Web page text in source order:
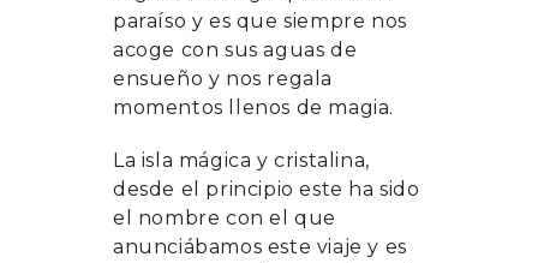
paraíso y es que siempre nos
acoge con sus aguas de
ensueño y nos regala
momentos llenos de magia.
La isla mágica y cristalina,
desde el principio este ha sido
el nombre con el que
anunciábamos este viaje y es